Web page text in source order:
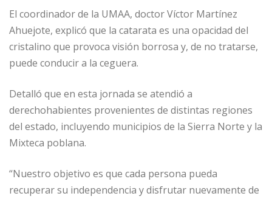
El coordinador de la UMAA, doctor Víctor Martínez
Ahuejote, explicó que la catarata es una opacidad del
cristalino que provoca visión borrosa y, de no tratarse,
puede conducir a la ceguera.
Detalló que en esta jornada se atendió a
derechohabientes provenientes de distintas regiones
del estado, incluyendo municipios de la Sierra Norte y la
Mixteca poblana.
“Nuestro objetivo es que cada persona pueda
recuperar su independencia y disfrutar nuevamente de